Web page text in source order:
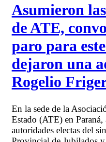
Asumieron
de ATE,
paro para
dejaron una
Rogelio
En la sede de la
Estado (ATE) en
autoridades electas del